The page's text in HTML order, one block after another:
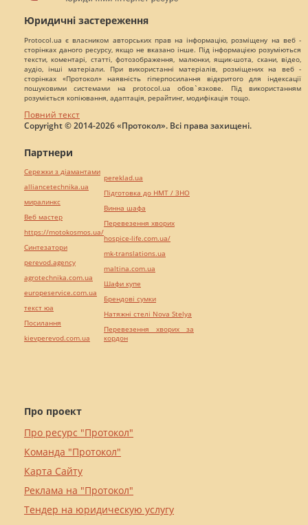
Юридичні застереження
Protocol.ua є власником авторських прав на інформацію, розміщену на веб -
сторінках даного ресурсу, якщо не вказано інше. Під інформацією розуміються
тексти, коментарі, статті, фотозображення, малюнки, ящик-шота, скани, відео,
аудіо, інші матеріали. При використанні матеріалів, розміщених на веб -
сторінках «Протокол» наявність гіперпосилання відкритого для індексації
пошуковими системами на protocol.ua обов`язкове. Під використанням
розуміється копіювання, адаптація, рерайтинг, модифікація тощо.
Повний текст
Copyright © 2014-2026 «Протокол». Всі права захищені.
Про проект
Про ресурс "Протокол"
Команда "Протокол"
Карта Сайту
Реклама на "Протокол"
Тендер на юридическую услугу
Партнери
Сережки з діамантами
alliancetechnika.ua
миралинкс
Веб мастер
https://motokosmos.ua/
Синтезатори
perevod.agency
agrotechnika.com.ua
europeservice.com.ua
текст юа
Посилання
kievperevod.com.ua
pereklad.ua
Підготовка до НМТ / ЗНО
Винна шафа
Перевезення хворих
hospice-life.com.ua/
mk-translations.ua
maltina.com.ua
Шафи купе
Брендові сумки
Натяжні стелі Nova Stelya
Перевезення хворих за
кордон